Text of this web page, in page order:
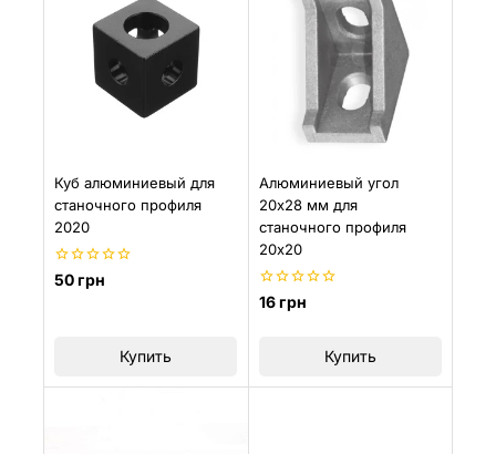
Куб алюминиевый для
станочного профиля
2020
0
из
50грн
Купить
Алюминиевый угол
20х28 мм для
станочного профиля
20х20
0
из
16грн
Купить